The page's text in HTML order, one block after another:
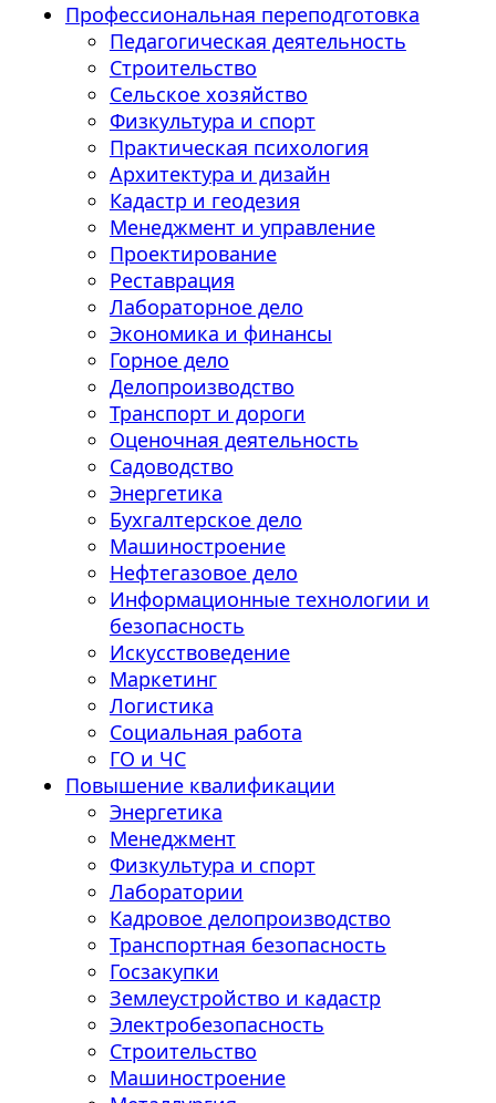
Профессиональная переподготовка
Педагогическая деятельность
Строительство
Сельское хозяйство
Физкультура и спорт
Практическая психология
Архитектура и дизайн
Кадастр и геодезия
Менеджмент и управление
Проектирование
Реставрация
Лабораторное дело
Экономика и финансы
Горное дело
Делопроизводство
Транспорт и дороги
Оценочная деятельность
Садоводство
Энергетика
Бухгалтерское дело
Машиностроение
Нефтегазовое дело
Информационные технологии и
безопасность
Искусствоведение
Маркетинг
Логистика
Социальная работа
ГО и ЧС
Повышение квалификации
Энергетика
Менеджмент
Физкультура и спорт
Лаборатории
Кадровое делопроизводство
Транспортная безопасность
Госзакупки
Землеустройство и кадастр
Электробезопасность
Строительство
Машиностроение